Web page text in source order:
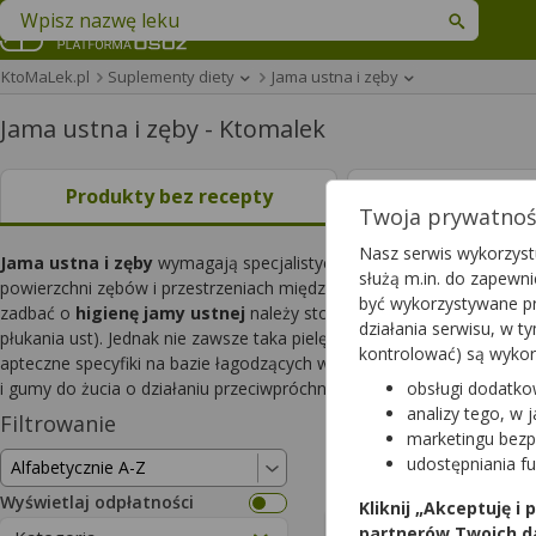
Znajdź lek w swojej okolicy
KtoMaLek.pl Suplementy diety Jama ustna i zęby
Jama ustna i zęby - Ktomalek
Produkty bez recepty
Jama ustna i zęby wymagają specjalistycznej i kompleksowej
powierzchni zębów i przestrzeniach międzyzębowych.
zadbać o higienę jamy ustnej należy stosować odpowiednio
płukania ust). Jednak nie zawsze taka pielęgnacja jest
apteczne specyfiki na bazie łagodzących wyciągów roślinnych (np.
i gumy do żucia o działaniu przeciwpróchniczym (np. Sachol
Filtrowanie
Wyświetlaj odpłatności
Wyniki
Wyczyść filtry
Twoja
Nasz serwis
służą m.in. do
być wykorzystywane
działania serwisu, w
kontrolować) są
obsługi
analizy tego, w
marketingu
udostępniania
Kliknij „Akceptuję i